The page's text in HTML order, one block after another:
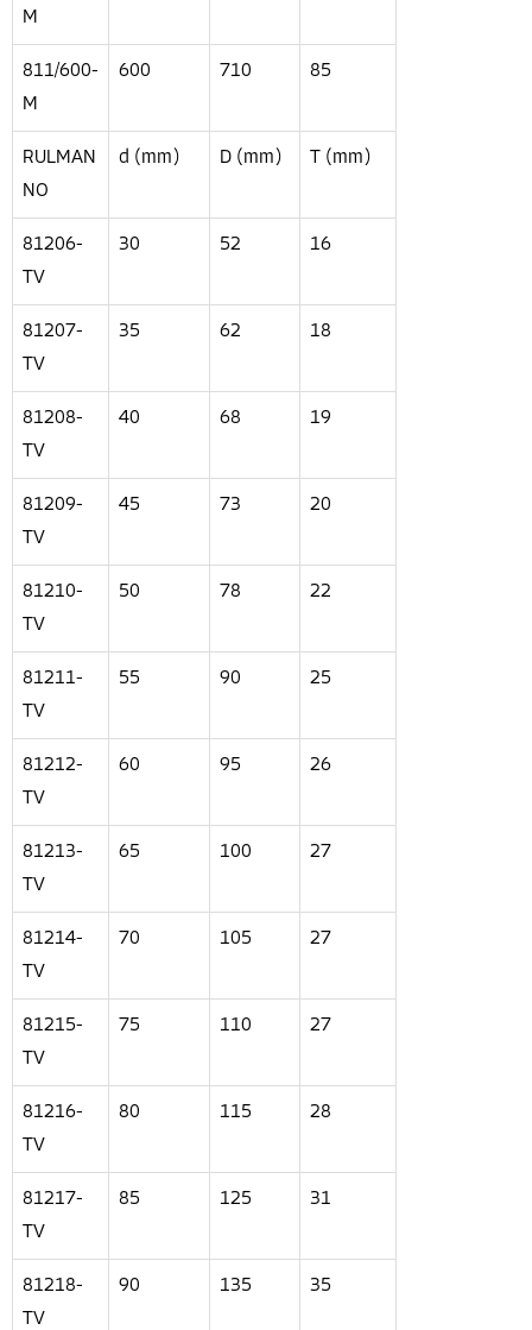
M
811/600-
M
600 710 85
RULMAN
NO
d (mm) D (mm) T (mm)
81206-
TV
30 52 16
81207-
TV
35 62 18
81208-
TV
40 68 19
81209-
TV
45 73 20
81210-
TV
50 78 22
81211-
TV
55 90 25
81212-
TV
60 95 26
81213-
TV
65 100 27
81214-
TV
70 105 27
81215-
TV
75 110 27
81216-
TV
80 115 28
81217-
TV
85 125 31
81218-
TV
90 135 35